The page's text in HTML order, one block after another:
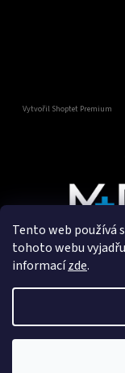
Tento web používá
tohoto webu
informacízde.
Vytvořil Shoptet Premium
Copyright
Vytvořil a